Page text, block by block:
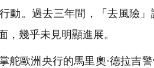
動。過去三年間，「去風險
，幾乎未見明顯進展。
舵歐洲央行的馬里奧·德拉吉